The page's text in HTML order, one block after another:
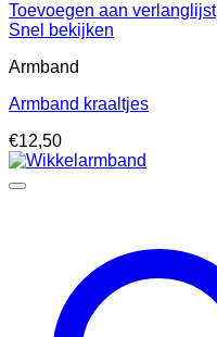
Toevoegen aan verlanglijst
Snel bekijken
Armband
Armband kraaltjes
€12,50